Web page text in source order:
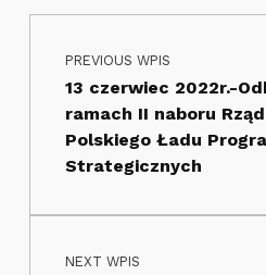
Skip back to main navigation
Nawigacja wpisu
PREVIOUS WPIS
13 czerwiec 2022r.-
ramach II naboru
Polskiego Ładu
Strategicznych
NEXT WPIS